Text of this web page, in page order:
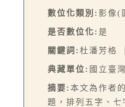
數位化類別: 影像(
是否數位化: 是
關鍵詞: 杜潘芳格
典藏單位: 國立臺
摘要: 本文為作者
題，排列五字、